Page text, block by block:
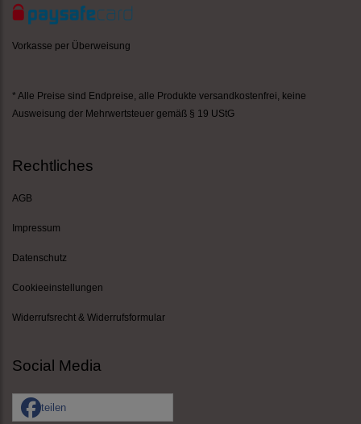
Vorkasse per Überweisung
* Alle Preise sind Endpreise, alle Produkte versandkostenfrei , keine
Ausweisung der Mehrwertsteuer gemäß § 19 UStG
Rechtliches
AGB
Impressum
Datenschutz
Cookieeinstellungen
Widerrufsrecht & Widerrufsformular
Social Media
teilen